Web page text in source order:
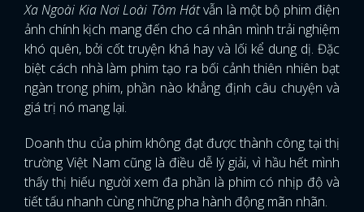
Xa Ngoài Kia Nơi Loài Tôm Hátvẫn là một bộ phim điện
ảnh chính kịch mang đến cho cá nhân mình trải nghiệm
khó quên, bởi cốt truyện khá hay và lối kể dung dị. Đặc
biệt cách nhà làm phim tạo ra bối cảnh thiên nhiên bạt
ngàn trong phim, phần nào khẳng định câu chuyện và
giá trị nó mang lại.
Doanh thu của phim không đạt được thành công tại thị
trường Việt Nam cũng là điều dễ lý giải, vì hầu hết mình
thấy thị hiếu người xem đa phần là phim có nhịp độ và
tiết tấu nhanh cùng những pha hành động mãn nhãn.